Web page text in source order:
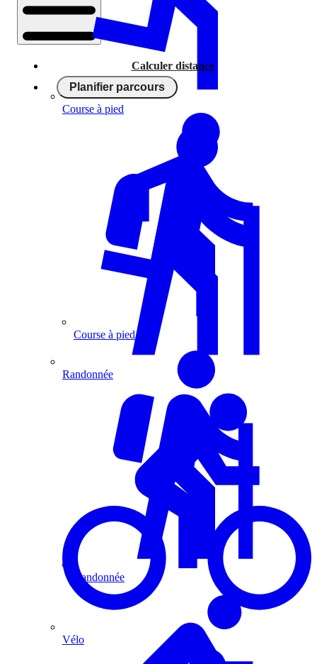
Calculer distance
Planifier parcours
Course à pied
Randonnée
Course à pied
Randonnée
Vélo